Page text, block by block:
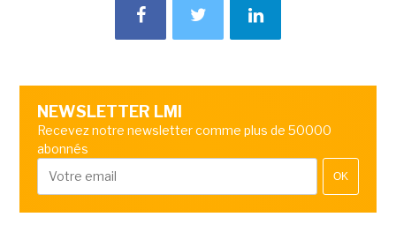
NEWSLETTER LMI
Recevez notre newsletter comme plus de 50000
abonnés
OK